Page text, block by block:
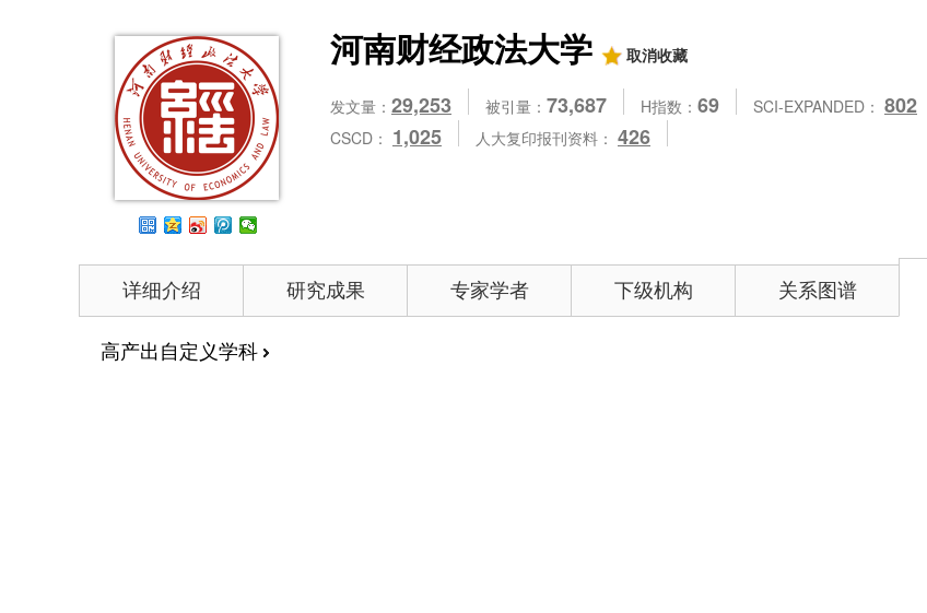
河南财经政法大学 取消收藏
发文量： 29,253 被引量： 73,687 H指数： 69 SCI-EXPANDED： 802
CSCD： 1,025 人大复印报刊资料： 426
详细介绍 研究成果 专家学者 下级机构 关系图谱
高产出自定义学科